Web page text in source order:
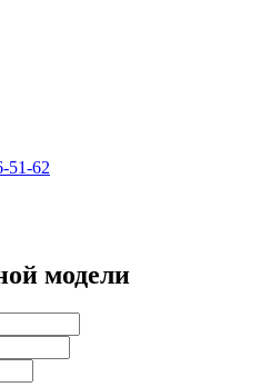
51-62
модели